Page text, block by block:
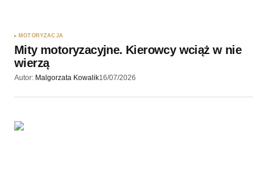
MOTORYZACJA
Mity motoryzacyjne. Kierowcy wciąż w nie
wierzą
Autor: Malgorzata Kowalik16/07/2026